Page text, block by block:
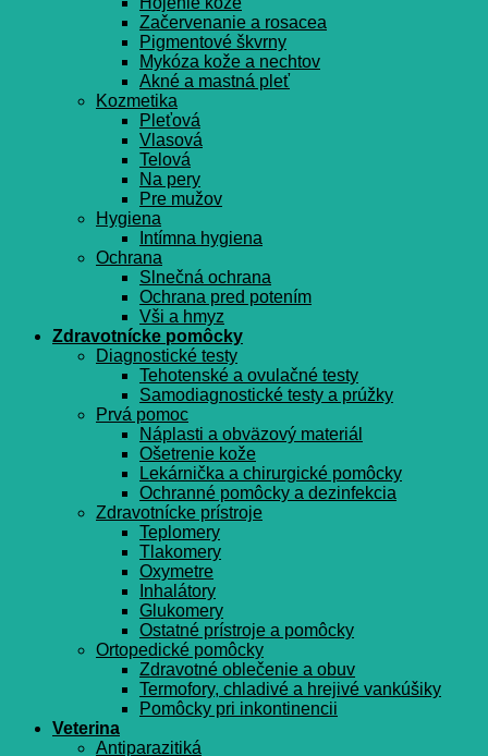
Začervenanie a rosacea
Pigmentové škvrny
Mykóza kože a nechtov
Akné a mastná pleť
Kozmetika
Pleťová
Vlasová
Telová
Na pery
Pre mužov
Hygiena
Intímna hygiena
Ochrana
Slnečná ochrana
Ochrana pred potením
Vši a hmyz
Zdravotnícke pomôcky
Diagnostické testy
Tehotenské a ovulačné testy
Samodiagnostické testy a prúžky
Prvá pomoc
Náplasti a obväzový materiál
Ošetrenie kože
Lekárnička a chirurgické pomôcky
Ochranné pomôcky a dezinfekcia
Zdravotnícke prístroje
Teplomery
Tlakomery
Oxymetre
Inhalátory
Glukomery
Ostatné prístroje a pomôcky
Ortopedické pomôcky
Zdravotné oblečenie a obuv
Termofory, chladivé a hrejivé vankúšiky
Pomôcky pri inkontinencii
Veterina
Antiparazitiká